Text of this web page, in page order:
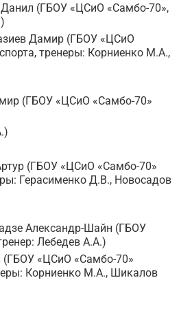
Данил (ГБОУ «ЦСиО «Самбо-70»,
Дамир (ГБОУ «ЦСиО
тренеры: Корниенко М.А.,
(ГБОУ «ЦСиО «Самбо-70»
(ГБОУ «ЦСиО «Самбо-70»
Герасименко Д.В., Новосадов
Александр-Шайн (ГБОУ
Лебедев А.А.)
(ГБОУ «ЦСиО «Самбо-70»
Корниенко М.А., Шикалов